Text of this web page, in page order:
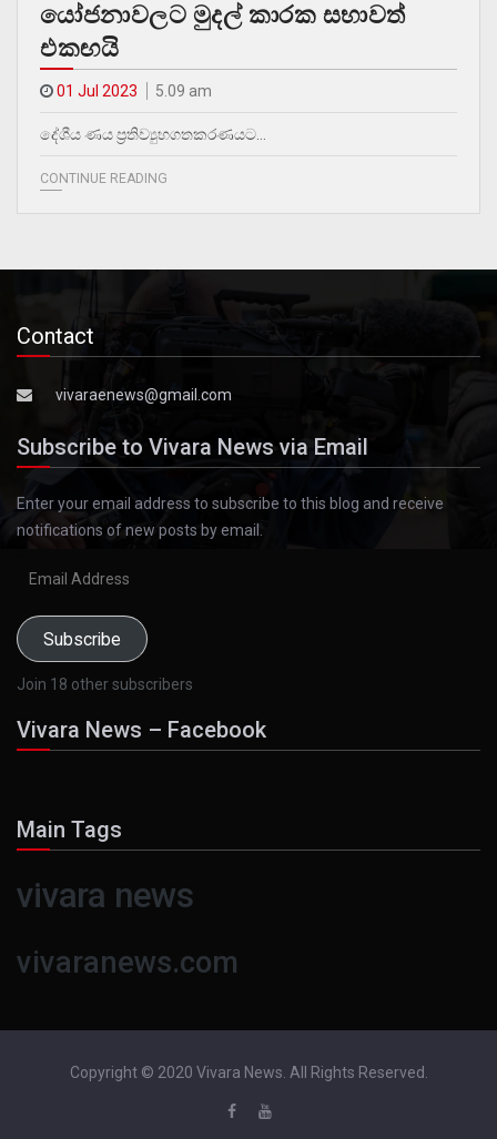
යෝජනාවලට මුදල් කාරක සභාවත්
එකඟයි
01 Jul 2023 5.09 am
දේශීය ණය ප්‍රතිව්‍යුහගතකරණයට…
CONTINUE READING
Contact
vivaraenews@gmail.com
Subscribe to Vivara News via Email
Enter your email address to subscribe to this blog and receive
notifications of new posts by email.
Subscribe
Join 18 other subscribers
Vivara News – Facebook
Main Tags
vivara news
vivaranews.com
Copyright © 2020 Vivara News. All Rights Reserved.